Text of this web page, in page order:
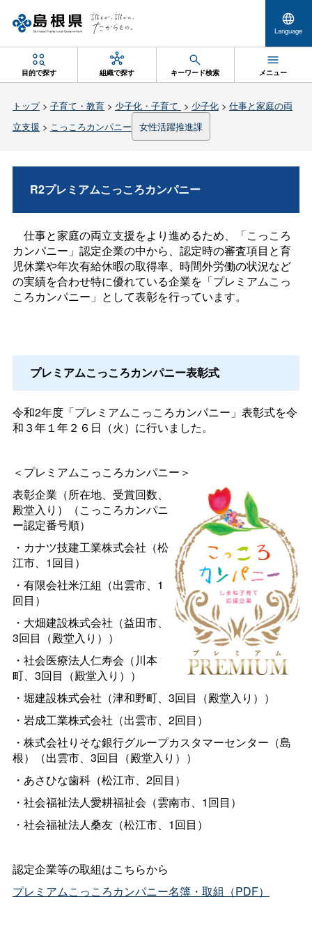
Language
目的で探す 組織で探す キーワード検索 メニュー
トップ> 子育て・教育> 少子化・子育て > 少子化> 仕事と家庭の両
立支援 > こっころカンパニー 女性活躍推進課
R2プレミアムこっころカンパニー
仕事と家庭の両立支援をより進めるため、「こっころ
カンパニー」認定企業の中から、認定時の審査項目と育
児休業や年次有給休暇の取得率、時間外労働の状況など
の実績を合わせ特に優れている企業を「プレミアムこっ
ころカンパニー」として表彰を行っています。
プレミアムこっころカンパニー表彰式
令和2年度「プレミアムこっころカンパニー」表彰式を令
和３年１年２６日（火）に行いました。
＜プレミアムこっころカンパニー＞
表彰企業（所在地、受賞回数、
殿堂入り）（こっころカンパニ
ー認定番号順）
・カナツ技建工業株式会社（松
江市、1回目）
・有限会社米江組（出雲市、1
回目）
・大畑建設株式会社（益田市、
3回目（殿堂入り））
・社会医療法人仁寿会（川本
町、3回目（殿堂入り））
・堀建設株式会社（津和野町、3回目（殿堂入り））
・岩成工業株式会社（出雲市、2回目）
・株式会社りそな銀行グループカスタマーセンター（島
根）（出雲市、3回目（殿堂入り））
・あさひな歯科（松江市、2回目）
・社会福祉法人愛耕福祉会（雲南市、1回目）
・社会福祉法人桑友（松江市、1回目）
認定企業等の取組はこちらから
プレミアムこっころカンパニー名簿・取組（PDF）